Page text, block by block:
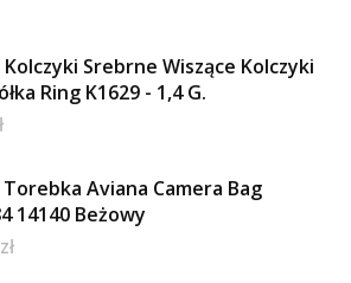
Kolczyki Srebrne Wiszące Kolczyki
Ring K1629 - 1,4 G.
Torebka Aviana Camera Bag
14140 Beżowy
zł